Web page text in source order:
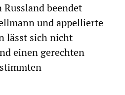
beendet
und appellierte
lässt sich nicht
einen gerechten